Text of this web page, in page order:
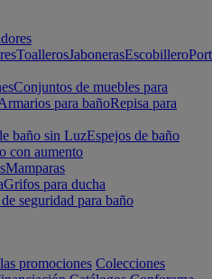
ToallerosJabonerasEscobillero
Conjuntos de muebles para
para bañoRepisa para
baño sin LuzEspejos de baño
con aumento
Mamparas
Grifos para ducha
seguridad para baño
promociones Colecciones